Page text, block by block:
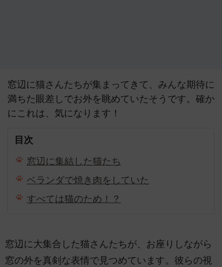
窓辺に猫さんたちが集まってきて、みんな期待に
満ちた眼差しでお外を眺めていたそうです。確か
にこれは、気になります！
目次
窓辺に集結した猫たち
ベランダで焼き肉をしていた
すべては猫のため！？
窓辺に大集合した猫さんたちが、お座りしながら
窓の外を真剣な表情で見つめています。彼らの視